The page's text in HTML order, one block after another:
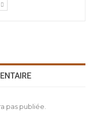
pas publiée.